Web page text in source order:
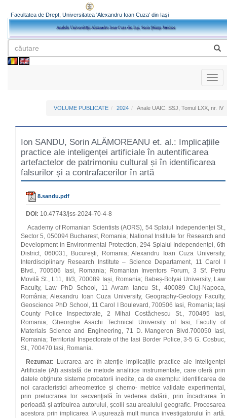
Facultatea de Drept, Universitatea 'Alexandru Ioan Cuza' din Iași
VOLUME PUBLICATE 2024 Anale UAIC. SSJ, Tomul LXX, nr. IV
Ion SANDU, Sorin ALĂMOREANU et. al.: Implicațiile
practice ale inteligenței artificiale în autentificarea
artefactelor de patrimoniu cultural și în identificarea
falsurilor și a contrafacerilor în artă
8.sandu.pdf
DOI: 10.47743/jss-2024-70-4-8
Academy of Romanian Scientists (AORS), 54 Splaiul Independenţei St.,
Sector 5, 050094 Bucharest, Romania; National Institute for Research and
Development in Environmental Protection, 294 Splaiul Independenţei, 6th
District, 060031, București, Romania; Alexandru Ioan Cuza University,
Interdisciplinary Research Institute – Science Departament, 11 Carol I
Blvd., 700506 Iasi, Romania; Romanian Inventors Forum, 3 Sf. Petru
Movilă St., L11, III/3, 700089 Iași, Romania; Babeș-Bolyai University, Law
Faculty, Law PhD School, 11 Avram Iancu St., 400089 Cluj-Napoca,
România; Alexandru Ioan Cuza University, Geography-Geology Faculty,
Geoscience PhD School, 11 Carol I Boulevard, 700506 Iasi, Romania; Iași
County Police Inspectorate, 2 Mihai Costăchescu St., 700495 Iasi,
Romania; Gheorghe Asachi Technical University of Iasi, Faculty of
Materials Science and Engineering, 71 D. Mangeron Blvd.700050 Iasi,
Romania; Territorial Inspectorate of the Iasi Border Police, 3-5 G. Cosbuc,
St., 700470 Iasi, Romania.
Rezumat:
Lucrarea are în atenţie implicaţiile practice ale Inteligenţei
Artificiale (AI) asistată de metode analitice instrumentale, care oferă prin
datele obţinute sisteme probatorii inedite, ca de exemplu: identificarea de
noi caracteristici arheometrice și chemo- metrice validate experimental,
prin prelucrarea lor secvenţială în vederea datării, prin încadrarea în
perioadă și atribuirea autorului, școlii sau arealului geografic. Procesarea
acestora prin implicarea IA ușurează mult munca investigatorului în artă.